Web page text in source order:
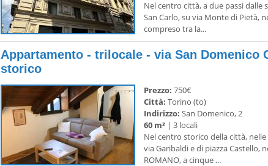
Nel centro città, a due passi dalle
San Carlo, su via Monte di Pietà,
compreso tra la...
Appartamento - trilocale - via San Domenico
storico
Prezzo: 750€
Città: Torino (to)
Indirizzo: San Domenico, 2
60 m² | 3 locali
Nel centro storico della città,
via Garibaldi e di piazza Castello,
ROMANO, a cinque ...